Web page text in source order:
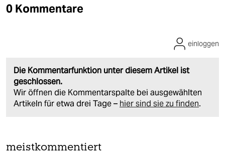
0 Kommentare
Die Kommentarfunktion unter diesem Artikel ist
geschlossen.
Wir öffnen die Kommentarspalte bei ausgewählten
Artikeln für etwa drei Tage – hier sind sie zu finden.
einloggen
meistkommentiert